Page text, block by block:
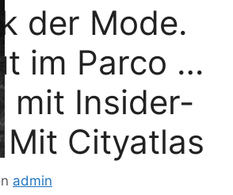
der Mode.
im Parco …
mit Insider-
Cityatlas
admin